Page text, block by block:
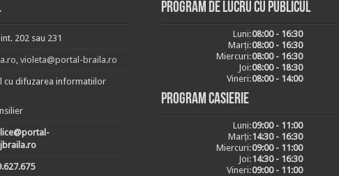
202 sau 231
violeta@portal-braila.ro
cu difuzarea informatiilor
Program de lucru cu publicul
Luni:08:00 - 16:30
Marți:08:00 - 16:30
Miercuri:08:00 - 16:30
Joi:08:00 - 18:30
Vineri:08:00 - 14:00
Program casierie
Luni:09:00 - 11:00
Marți:14:30 - 16:30
Miercuri:09:00 - 11:00
Joi:14:30 - 16:30
Vineri:09:00 - 11:00